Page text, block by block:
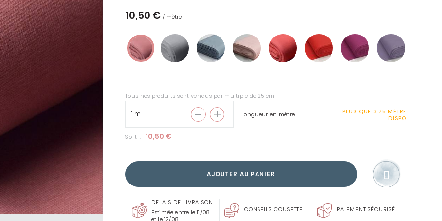
COUSETTE LOVES LIBERTY
TOUS LES TISSUS
ENVIE DE FAIRE PLAISIR?
CARTE CADEAU
ENTOILAGES &
THERMOCOLLANTS
SOIN DU LINGE
10,50 € / mètre
Tous nos produits sont vendus par multiple de 25 cm
Longueur en mètre PLUS QUE 3.75 MÈTRE
DISPO
Soit : 10,50 €
AJOUTER AU PANIER
DELAIS DE LIVRAISON
Estimée entre le 11/08
et le 12/08
CONSEILS COUSETTE PAIEMENT SÉCURISÉ